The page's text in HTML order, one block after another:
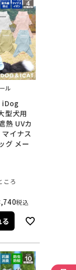
ル
iDog
型犬用
熱 UVカ
イナス
グ メー
ころ
税込